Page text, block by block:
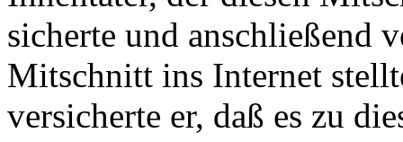
sicherte und anschließend
Mitschnitt ins Internet
versicherte er, daß es zu